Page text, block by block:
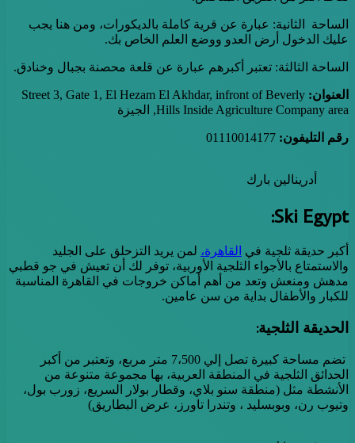
الساحة الثانية: عبارة عن قرية كاملة بالديكورات، ومن هنا يجب
عليك الدخول أرض العدو ووضع العلم الخاص بك.
الساحة الثالثة: تعتبر أكبرهم عبارة عن قلعة محصنة بجبال وخنادق.
العنوان: Street 3, Gate 1, El Hezam El Akhdar, infront of Beverly
Hills Inside Agriculture Company area, الجيزة
رقم التليفون: 01110014177
أدرينالين بارك
Ski Egypt:
أكبر حديقة ثلجية في القاهرة، لمن يريد التزحلق على الجليد
والاستمتاع بالأجواء الثلجية الأوربية، توفر لك أن تعيش في جو قطبي
مدهش ومنعش وتعد من أهم أماكن خروجات في القاهرة المناسبة
للكبار والأطفال بداية من سن عامين.
الحديقة الثلجية:
تضم مساحة كبيرة تصل إلي 7،500 متر مربع، وتعتبر من أكبر
الحدائق الثلجية في المنطقة العربية، بها مجموعة متنوعة من
الأنشطة مثل (منطقة سنو بلاي، وقطار بولار السريع، زورب بول،
وتيوب رن، وبوبسليد ، وتندرا تاورز، عرض البطاريق)